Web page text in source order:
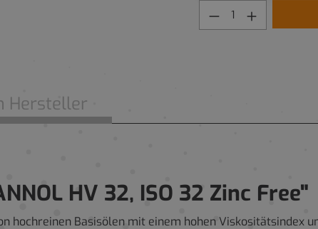
Hersteller
HV 32, ISO 32 Zinc Free"
hochreinen Basisölen mit einem hohen Viskositätsindex